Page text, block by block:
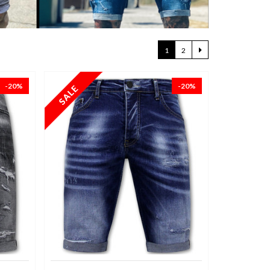
1 2
-20% -20%